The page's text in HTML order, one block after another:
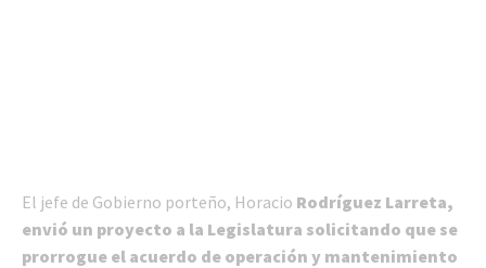
El jefe de Gobierno porteño, Horacio Rodríguez Larreta,
envió un proyecto a la Legislatura solicitando que se
prorrogue el acuerdo de operación y mantenimiento